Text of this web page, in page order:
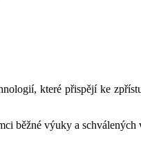
které přispějí ke
běžné výuky a